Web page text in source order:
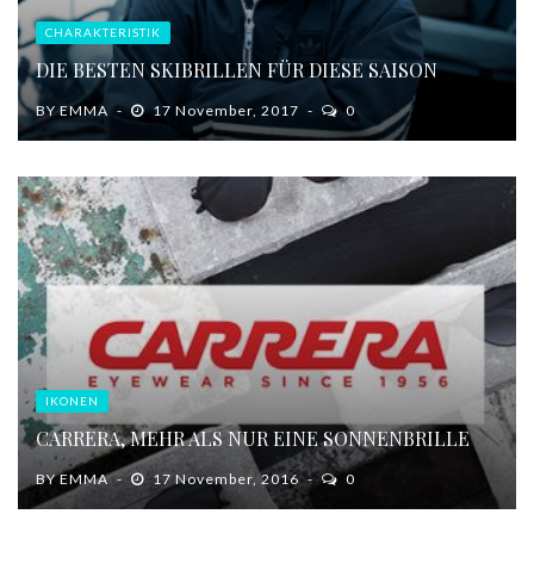
CHARAKTERISTIK
DIE BESTEN SKIBRILLEN FÜR DIESE SAISON
BYEMMA 17 November, 2017 0
IKONEN
CARRERA, MEHR ALS NUR EINE SONNENBRILLE
BYEMMA 17 November, 2016 0